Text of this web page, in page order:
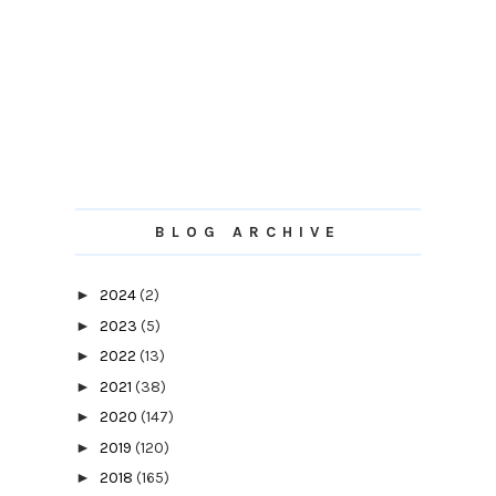
BLOG ARCHIVE
► 2024(2)
► 2023 (5)
► 2022 (13)
► 2021 (38)
► 2020 (147)
► 2019 (120)
► 2018 (165)